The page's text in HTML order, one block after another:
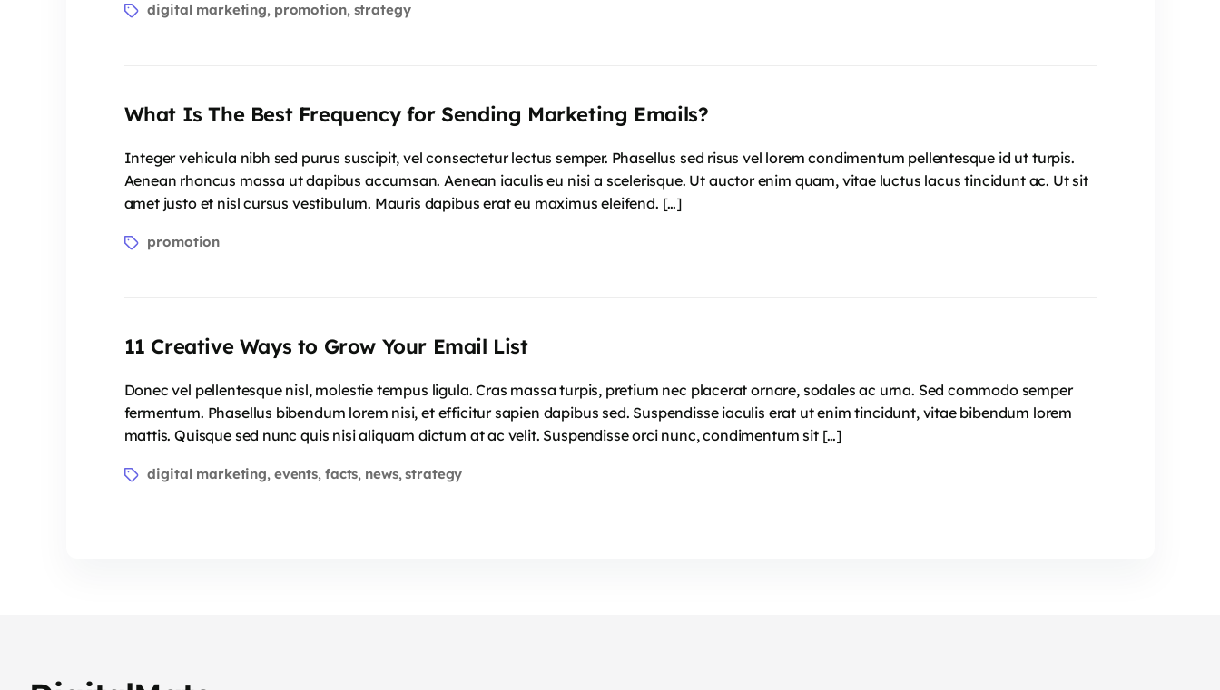
digital marketing, promotion, strategy
What Is The Best Frequency for Sending Marketing Emails?
Integer vehicula nibh sed purus suscipit, vel consectetur lectus semper. Phasellus sed risus vel lorem condimentum pellentesque id ut turpis.
Aenean rhoncus massa ut dapibus accumsan. Aenean iaculis eu nisi a scelerisque. Ut auctor enim quam, vitae luctus lacus tincidunt ac. Ut sit
amet justo et nisl cursus vestibulum. Mauris dapibus erat eu maximus eleifend. […]
promotion
11 Creative Ways to Grow Your Email List
Donec vel pellentesque nisl, molestie tempus ligula. Cras massa turpis, pretium nec placerat ornare, sodales ac urna. Sed commodo semper
fermentum. Phasellus bibendum lorem nisi, et efficitur sapien dapibus sed. Suspendisse iaculis erat ut enim tincidunt, vitae bibendum lorem
mattis. Quisque sed nunc quis nisi aliquam dictum at ac velit. Suspendisse orci nunc, condimentum sit […]
digital marketing, events, facts, news,strategy